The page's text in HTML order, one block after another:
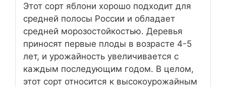
Этот сорт яблони хорошо подходит для
средней полосы России и обладает
средней морозостойкостью. Деревья
приносят первые плоды в возрасте 4-5
лет, и урожайность увеличивается с
каждым последующим годом. В целом,
этот сорт относится к высокоурожайным